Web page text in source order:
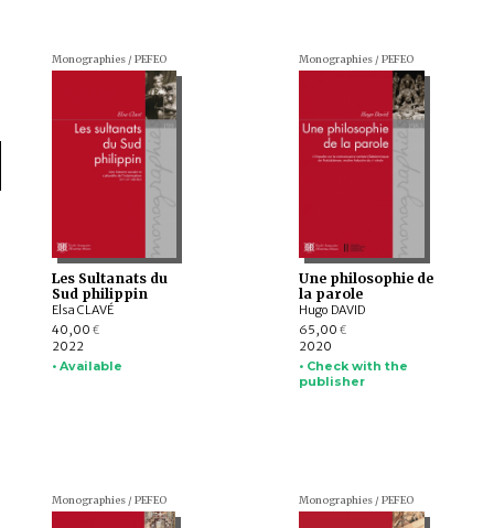
Monographies / PEFEO
Les Sultanats du
Sud philippin
Elsa CLAVÉ
40,00 €
2022
• Available
Monographies / PEFEO
Une philosophie de
la parole
Hugo DAVID
65,00 €
2020
• Check with the
publisher
Monographies / PEFEO Monographies / PEFEO